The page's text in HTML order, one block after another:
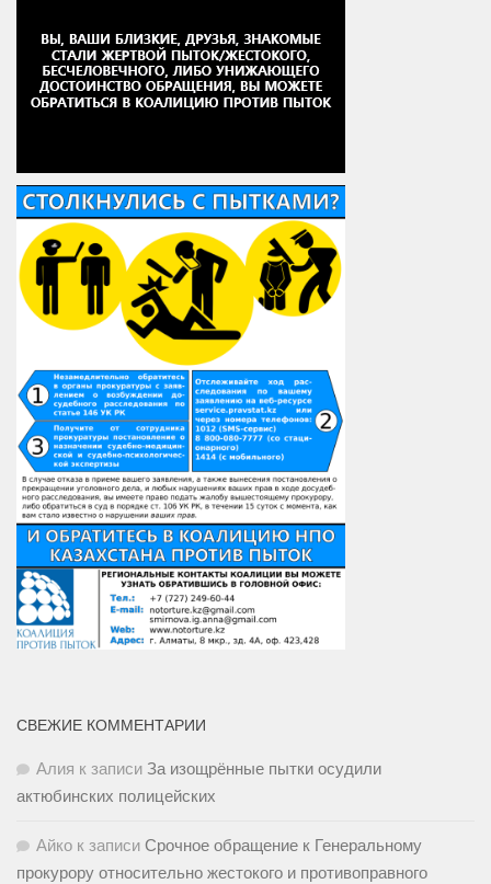
СВЕЖИЕ КОММЕНТАРИИ
Алия к записи За изощрённые пытки осудили
актюбинских полицейских
Айко к записи Срочное обращение к Генеральному
прокурору относительно жестокого и противоправного